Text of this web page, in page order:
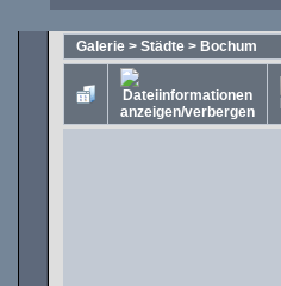
Galerie > Städte > Bochum